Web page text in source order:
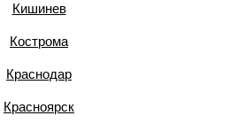
Кишинев
Кострома
Краснодар
Красноярск